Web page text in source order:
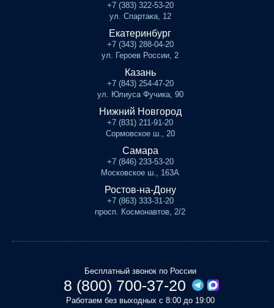
+7 (383) 322-53-20
ул. Спартака, 12
Екатеринбург
+7 (343) 288-04-20
ул. Героев России, 2
Казань
+7 (843) 254-47-20
ул. Юлиуса Фучика, 90
Нижний Новгород
+7 (831) 211-91-20
Сормовское ш., 20
Самара
+7 (846) 233-53-20
Московское ш., 163А
Ростов-на-Дону
+7 (863) 333-31-20
просп. Космонавтов, 2/2
Бесплатный звонок по России
8 (800) 700-37-20
Работаем без выходных с 8:00 до 19:00